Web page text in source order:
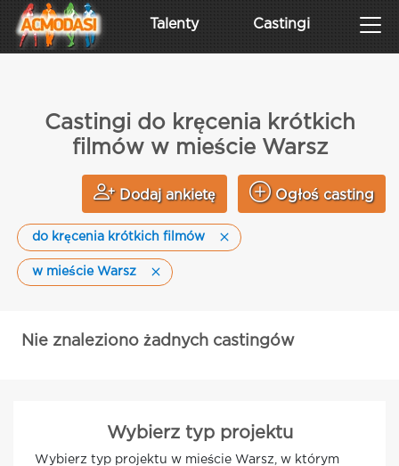
Talenty Castingi
Castingi do kręcenia krótkich
filmów w mieście Warsz
Dodaj ankietę Ogłoś casting
do kręcenia krótkich filmów
w mieście Warsz
Nie znaleziono żadnych castingów
Wybierz typ projektu
Wybierz typ projektu w mieście Warsz, w którym